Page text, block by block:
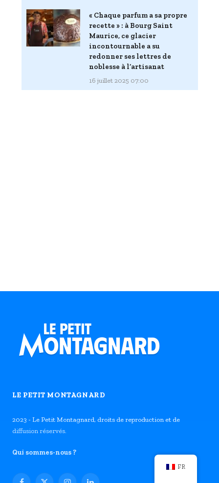
« Chaque parfum a sa propre
recette » : à Bourg Saint
Maurice, ce glacier
incontournable a su
redonner ses lettres de
noblesse à l’artisanat
16 juillet 2025 07:00
LE PETIT MONTAGNARD
2023 - Le Petit Montagnard, droits de reproduction et de
diffusion réservés.
Qui sommes-nous ?
FR